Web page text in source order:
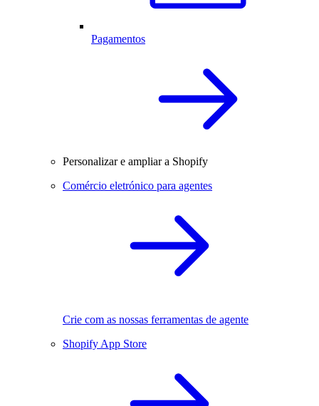
Pagamentos
Personalizar e ampliar a Shopify
Comércio eletrónico para agentes
Crie com as nossas ferramentas de agente
Shopify App Store